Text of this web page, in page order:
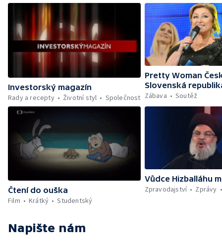
Investorský magazín
Rady a recepty
Životní styl Společnost
Pretty Woman
Slovenská
Zábava
Soutěž
Čtení do ouška
Film
Krátký Studentský
Vůdce Hizballáhu
Zpravodajství
Zprávy
Napište nám